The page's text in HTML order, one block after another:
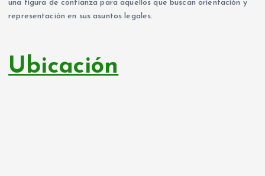
una figura de confianza para aquellos que buscan orientación y
representación en sus asuntos legales.
Ubicación